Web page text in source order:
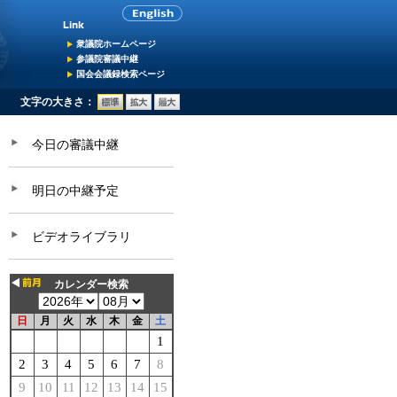
衆議院ホームページ
参議院審議中継
国会会議録検索ページ
文字の大きさ：
今日の審議中継
明日の中継予定
ビデオライブラリ
カレンダー検索
日 月 火 水 木 金 土
1
2
3 4 5 6 7
8
9
10 11 12 13 14
15